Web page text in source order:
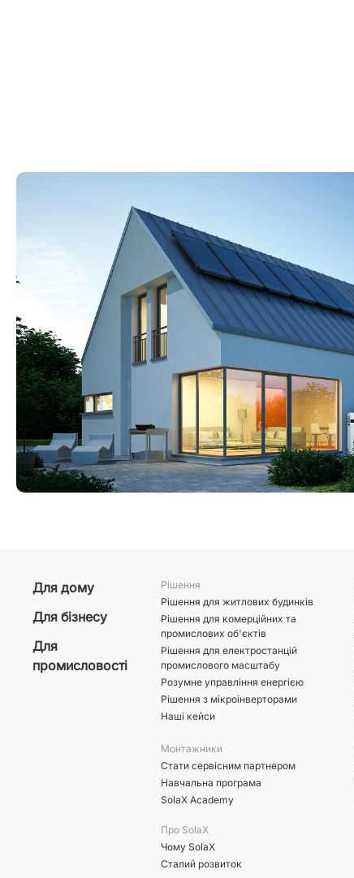
Для дому
Для бізнесу
Для
промисловості
Рішення
Рішення для житлових будинків
Рішення для комерційних та
промислових об'єктів
Рішення для електростанцій
промислового масштабу
Розумне управління енергією
Рішення з мікроінверторами
Наші кейси
Монтажники
Стати сервісним партнером
Навчальна програма
SolaX Academy
Про SolaX
Чому SolaX
Сталий розвиток